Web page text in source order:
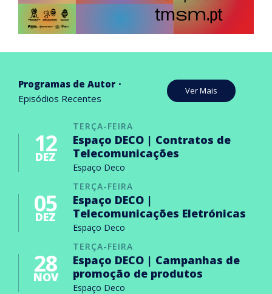
Programas de Autor
Episódios Recentes
Ver Mais
TERÇA-FEIRA
12
DEZ
Espaço DECO | Contratos de
Telecomunicações
Espaço Deco
TERÇA-FEIRA
05
DEZ
Espaço DECO |
Telecomunicações Eletrónicas
Espaço Deco
TERÇA-FEIRA
28
NOV
Espaço DECO | Campanhas de
promoção de produtos
Espaço Deco